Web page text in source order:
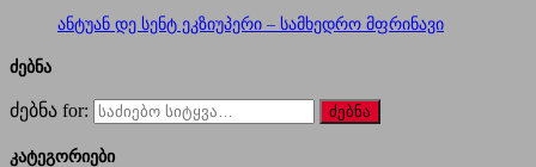
ანტუან დე სენტ ეკზიუპერი – სამხედრო მფრინავი
ძებნა
ძებნა for:
კატეგორიები